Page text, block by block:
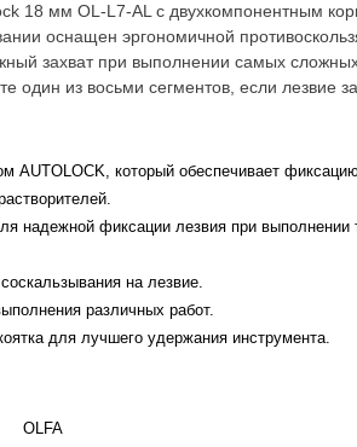
18 мм OL-L7-AL с двухкомпонентным
оснащен эргономичной
захват при выполнении самых
один из восьми сегментов, если лезвие
который обеспечивает
надежной фиксации лезвия при выполнении
на лезвие.
различных работ.
для лучшего удержания инструмента.
OLFA